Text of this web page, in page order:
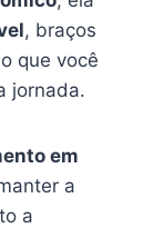
, braços
que você
jornada.
em
a
a